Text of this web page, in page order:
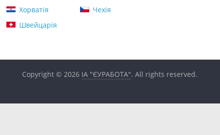
Хорватія
Чехія
Швейцарія
Copyright © 2026 ІА "ЄУРАБОТА". All rights reserved.